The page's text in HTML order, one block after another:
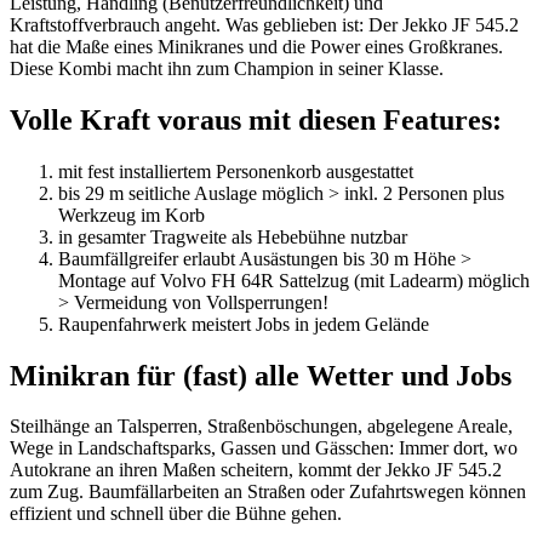
Kraftstoffverbrauch angeht. Was geblieben ist: Der Jekko JF 545.2
hat die Maße eines Minikranes und die Power eines Großkranes.
Diese Kombi macht ihn zum Champion in seiner Klasse.
Volle Kraft voraus mit diesen Features:
mit fest installiertem Personenkorb ausgestattet
bis 29 m seitliche Auslage möglich > inkl. 2 Personen plus
Werkzeug im Korb
in gesamter Tragweite als Hebebühne nutzbar
Baumfällgreifer erlaubt Ausästungen bis 30 m Höhe >
Montage auf Volvo FH 64R Sattelzug (mit Ladearm) möglich
> Vermeidung von Vollsperrungen!
Raupenfahrwerk meistert Jobs in jedem Gelände
Minikran für (fast) alle Wetter und Jobs
Steilhänge an Talsperren, Straßenböschungen, abgelegene Areale,
Wege in Landschaftsparks, Gassen und Gässchen: Immer dort, wo
Autokrane an ihren Maßen scheitern, kommt der Jekko JF 545.2
zum Zug. Baumfällarbeiten an Straßen oder Zufahrtswegen können
effizient und schnell über die Bühne gehen.